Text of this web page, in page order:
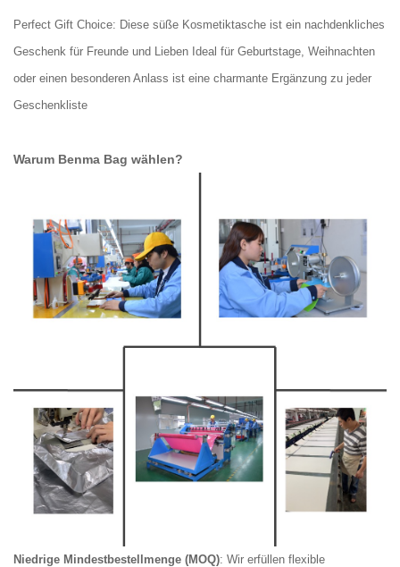
Perfect Gift Choice: Diese süße Kosmetiktasche ist ein nachdenkliches
Geschenk für Freunde und Lieben Ideal für Geburtstage, Weihnachten
oder einen besonderen Anlass ist eine charmante Ergänzung zu jeder
Geschenkliste
Warum Benma Bag wählen?
Niedrige Mindestbestellmenge (MOQ): Wir erfüllen flexible